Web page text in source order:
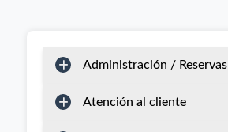
Administración / Reservas
Atención al cliente